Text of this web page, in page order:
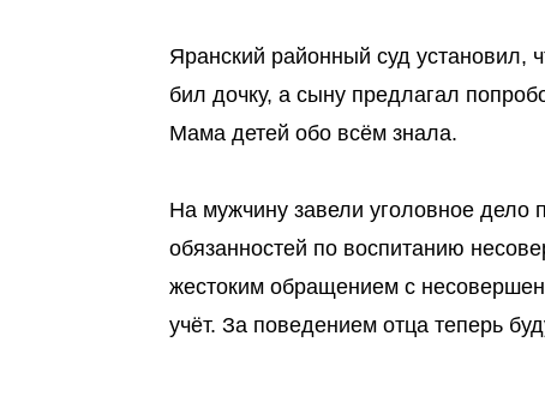
Яранский районный суд установил,
бил дочку, а сыну предлагал
Мама детей обо всём знала.
На мужчину завели уголовное
обязанностей по воспитанию
жестоким обращением с
учёт. За поведением отца теперь